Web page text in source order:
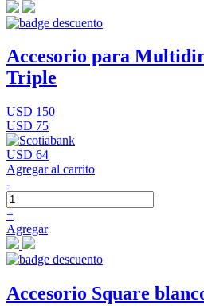
Accesorio para
Triple
USD 150
USD 75
USD 64
Agregar al carrito
-
+
Agregar
Accesorio Square